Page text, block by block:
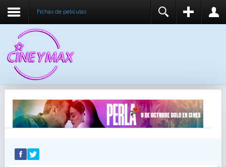
Fichas de peliculas
RECUÉRDEME
IDENTIFICARSE
REGISTER